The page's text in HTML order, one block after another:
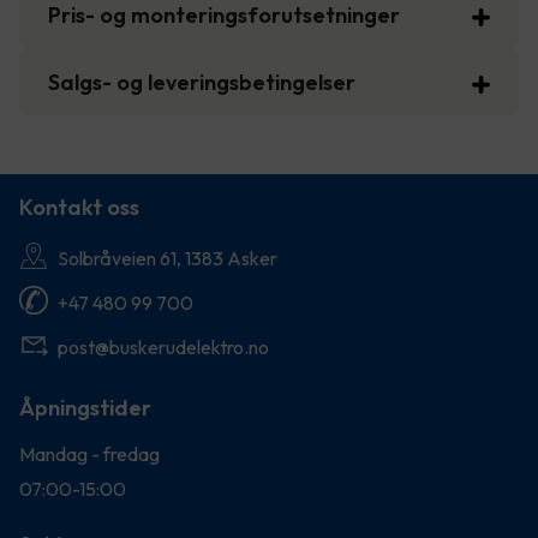
Pris- og monteringsforutsetninger
Salgs- og leveringsbetingelser
Kontakt oss
Solbråveien 61, 1383 Asker
+47 480 99 700
post@buskerudelektro.no
Åpningstider
Mandag - fredag
07:00-15:00